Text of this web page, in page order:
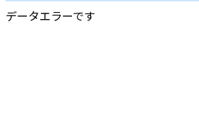
データエラーです